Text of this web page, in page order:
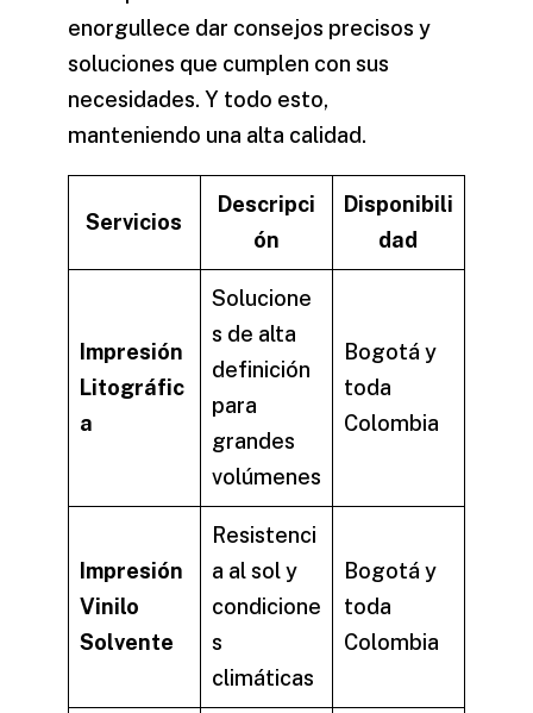
enorgullece dar consejos precisos y
soluciones que cumplen con sus
necesidades. Y todo esto,
manteniendo una alta calidad.
Servicios
Descripci
ón
Disponibili
dad
Impresión
Litográfic
a
Solucione
s de alta
definición
para
grandes
volúmenes
Bogotá y
toda
Colombia
Impresión
Vinilo
Solvente
Resistenci
a al sol y
condicione
s
climáticas
Bogotá y
toda
Colombia